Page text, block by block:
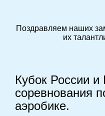
Поздравляем наших
их
Кубок России и
соревнования
аэробике.